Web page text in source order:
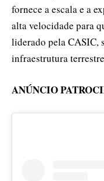
fornece a escala e a
alta velocidade para
liderado pela CASIC,
infraestrutura
ANÚNCIO